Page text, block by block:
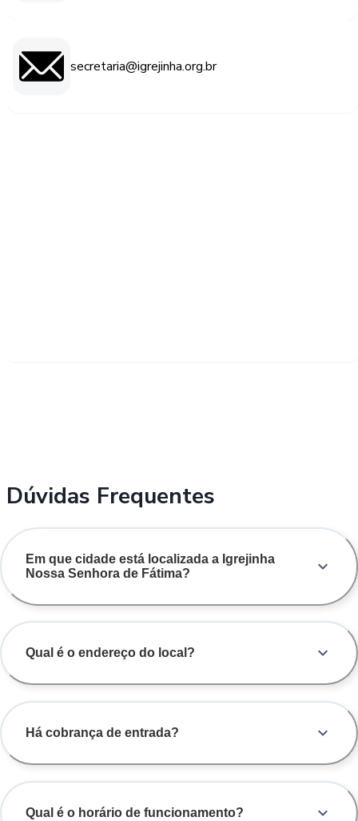
secretaria@igrejinha.org.br
Dúvidas Frequentes
Em que cidade está localizada a Igrejinha
Nossa Senhora de Fátima?
Qual é o endereço do local?
Há cobrança de entrada?
Qual é o horário de funcionamento?